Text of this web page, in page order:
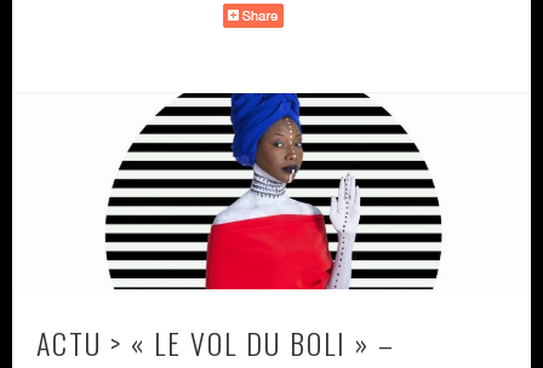
ACTU > « LE VOL DU BOLI » –